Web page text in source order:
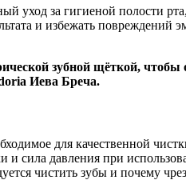
уход за гигиеной полости
и избежать
зубной щёткой,
Иева Бреча.
для качественной
и сила давления при
чистить зубы и почему